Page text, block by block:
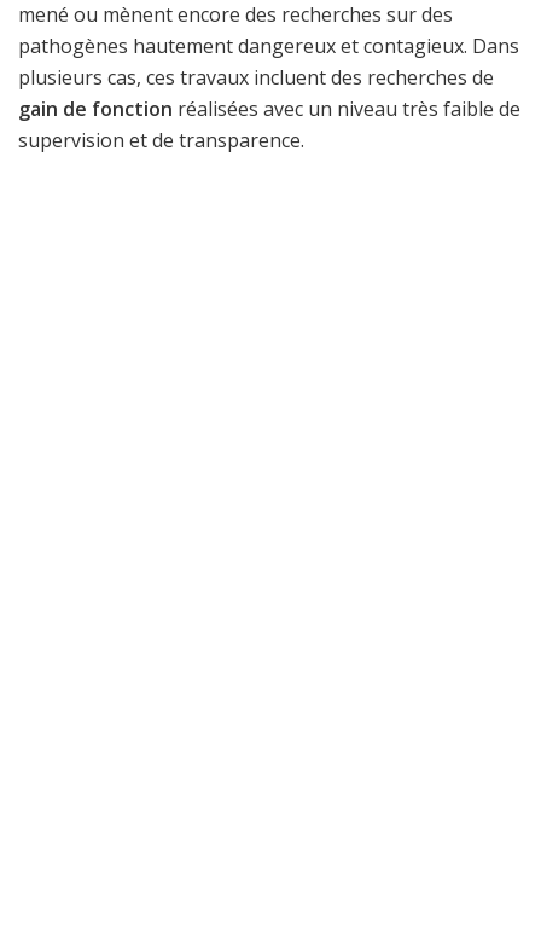
mené ou mènent encore des recherches sur des
pathogènes hautement dangereux et contagieux. Dans
plusieurs cas, ces travaux incluent des recherches de
gain de fonction réalisées avec un niveau très faible de
supervision et de transparence.